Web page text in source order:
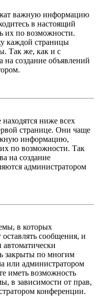
важную информацию
в настоящий
их по возможности.
каждой страницы
Так же, как и с
создание объявлений
ниже всех
странице. Они чаще
информацию,
по возможности. Так
на создание
администратором
в которых
сообщения, и
закрыты по многим
или администратором
иметь возможность
в зависимости от прав,
конференции.